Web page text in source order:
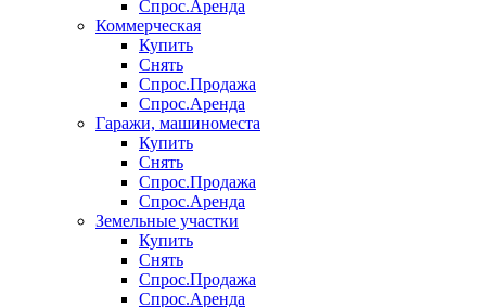
Спрос.Аренда
Коммерческая
Купить
Снять
Спрос.Продажа
Спрос.Аренда
Гаражи, машиноместа
Купить
Снять
Спрос.Продажа
Спрос.Аренда
Земельные участки
Купить
Снять
Спрос.Продажа
Спрос.Аренда